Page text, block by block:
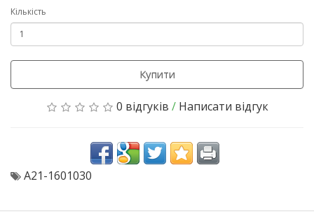
Кількість
Купити
0 відгуків / Написати відгук
A21-1601030